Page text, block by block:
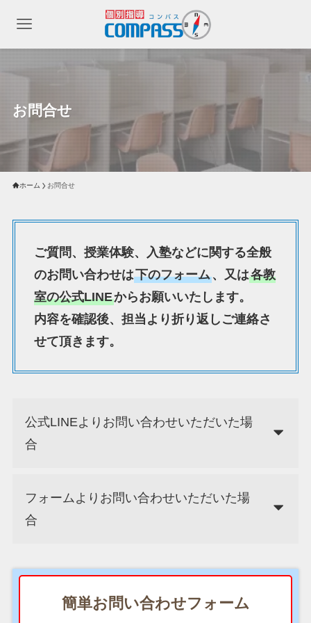
お問合せ
ホーム お問合せ
ご質問、授業体験、入塾などに関する全般
のお問い合わせは下のフォーム、又は各教
室の公式LINEからお願いいたします。
内容を確認後、担当より折り返しご連絡さ
せて頂きます。
公式LINEよりお問い合わせいただいた場
合
フォームよりお問い合わせいただいた場
合
簡単お問い合わせフォーム